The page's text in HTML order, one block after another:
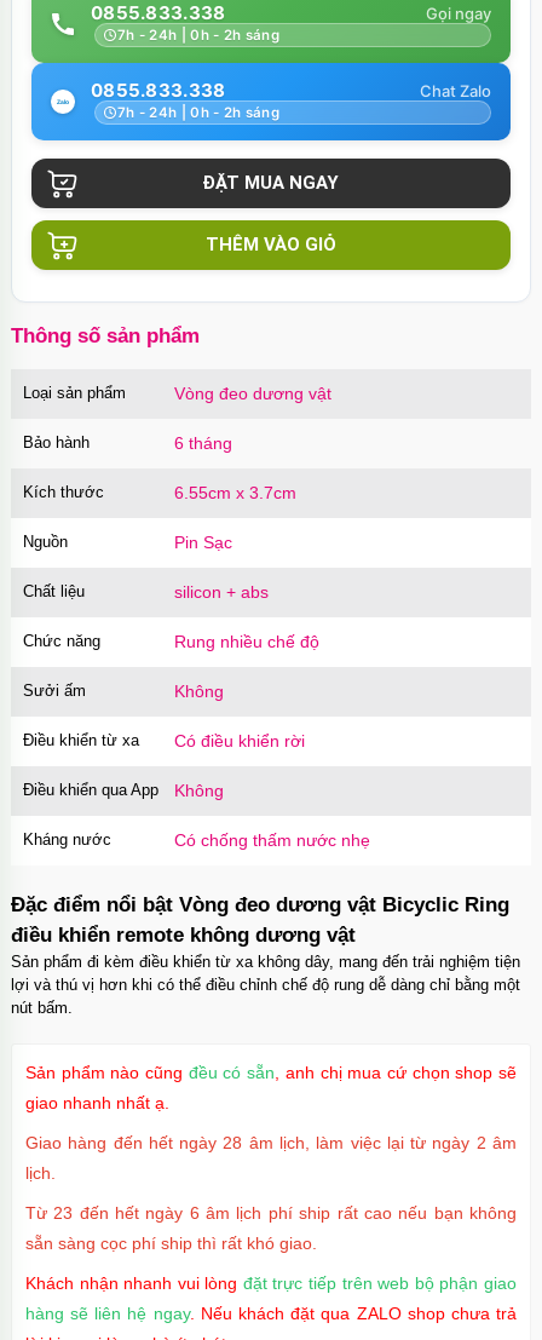
0855.833.338
7h - 24h | 0h - 2h sáng
0855.833.338
7h - 24h | 0h - 2h sáng
THÊM VÀO GIỎ
Thông số sản phẩm
Loại sản phẩm Vòng đeo dương vật
Bảo hành 6 tháng
Kích thước 6.55cm x 3.7cm
Nguồn Pin Sạc
Chất liệu silicon + abs
Chức năng Rung nhiều chế độ
Sưởi ấm Không
Điều khiển từ xa Có điều khiển rời
Điều khiển qua App Không
Kháng nước Có chống thấm nước nhẹ
Đặc điểm nổi bật Vòng đeo dương vật Bicyclic Ring
điều khiển remote không dương vật
Sản phẩm đi kèm điều khiển từ xa không dây, mang đến trải nghiệm tiện
lợi và thú vị hơn khi có thể điều chỉnh chế độ rung dễ dàng chỉ bằng một
nút bấm.
Sản phẩm nào cũng đều có sẵn , anh chị mua cứ chọn shop sẽ
giao nhanh nhất ạ.
Giao hàng đến hết ngày 28 âm lịch, làm việc lại từ ngày 2 âm
lịch.
Từ 23 đến hết ngày 6 âm lịch phí ship rất cao nếu bạn không
sẵn sàng cọc phí ship thì rất khó giao.
Khách nhận nhanh vui lòng đặt trực tiếp trên web bộ phận giao
hàng sẽ liên hệ ngay. Nếu khách đặt qua ZALO shop chưa trả